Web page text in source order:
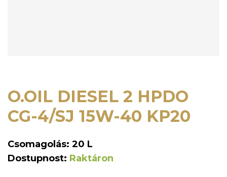
O.OIL DIESEL 2 HPDO
CG-4/SJ 15W-40 KP20
Csomagolás: 20 L
Dostupnost: Raktáron